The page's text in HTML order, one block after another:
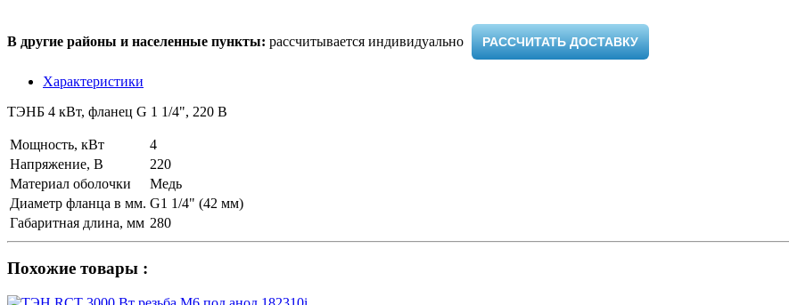
В другие районы и населенные пункты: рассчитывается индивидуально ​ РАССЧИТАТЬ ДОСТАВКУ
Характеристики
ТЭНБ 4 кВт, фланец G 1 1/4", 220 В
Мощность, кВт
4
Напряжение, В
220
Материал оболочки
Медь
Диаметр фланца в мм. G1 1/4" (42 мм)
Габаритная длина, мм 280
Похожие товары :